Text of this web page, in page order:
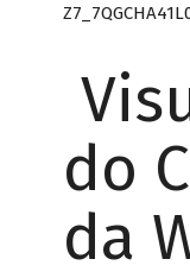
do
da